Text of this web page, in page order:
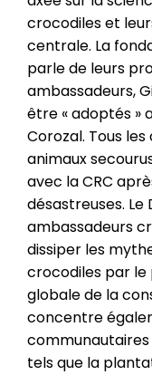
crocodiles et
centrale. La
parle de leurs
ambassadeurs,
être « adoptés »
Corozal. Tous
animaux
avec la CRC
désastreuses. Le
ambassadeurs
dissiper les
crocodiles par le
globale de la
concentre
tels que la